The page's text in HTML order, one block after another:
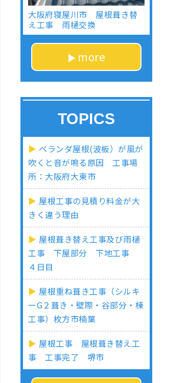
大阪府寝屋川市 屋根葺き替
え工事 雨樋交換
more
TOPICS
ベランダ屋根(波板）が風が
吹くと音が鳴る原因 工事場
所：大阪府大東市
屋根工事の見積り料金が大
きく違う理由
屋根葺き替え工事及び雨樋
工事 下屋部分 下地工事
４日目
屋根重ね葺き工事（シルキ
ーG２葺き・壁際・谷部分・棟
工事）枚方市楠葉
屋根工事 屋根葺き替え工
事 工事完了 堺市